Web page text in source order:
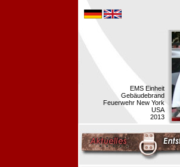
EMS Einheit
Gebäudebrand
Feuerwehr New York
USA
2013